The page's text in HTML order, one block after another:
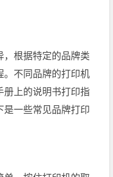
，根据特定的品牌类
。不同品牌的打印机
册上的说明书打印指
是一些常见品牌打印